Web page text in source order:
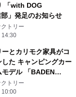
「with DOG
」発足のお知らせ
トリー
14:30
ーとカリモク家具がコ
た キャンピングカー
デル 「BADEN
」 ジャパンキャ
ー(4/2)にて発表＆受
トリー
10:00